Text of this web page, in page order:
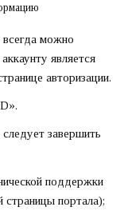
всегда можно
является
авторизации.
завершить
поддержки
портала);